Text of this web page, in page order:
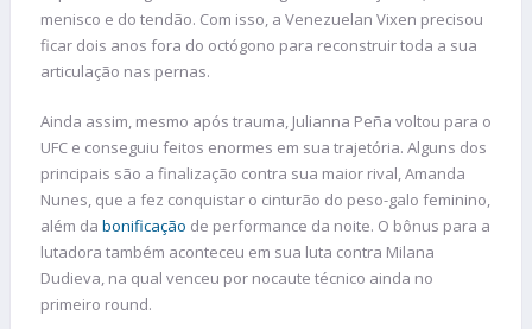
menisco e do tendão. Com isso, a Venezuelan Vixen precisou
ficar dois anos fora do octógono para reconstruir toda a sua
articulação nas pernas.
Ainda assim, mesmo após trauma, Julianna Peña voltou para o
UFC e conseguiu feitos enormes em sua trajetória. Alguns dos
principais são a finalização contra sua maior rival, Amanda
Nunes, que a fez conquistar o cinturão do peso-galo feminino,
além da bonificação de performance da noite. O bônus para a
lutadora também aconteceu em sua luta contra Milana
Dudieva, na qual venceu por nocaute técnico ainda no
primeiro round.